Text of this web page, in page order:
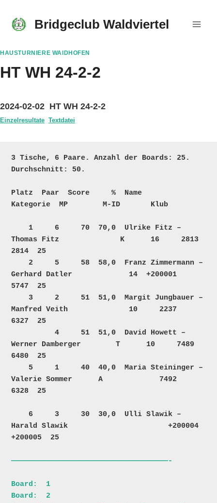
content
Bridgeclub Waldviertel
HAUSTURNIERE WAIDHOFEN
HT WH 24-2-2
2024-02-02 HT WH 24-2-2
Einzelresultate Textdatei
3 Tische, 6 Paare. Anzahl der Boards: 25.
Durchschnitt: 50.
Platz  Paar  Score     %  Name
Kategorie  MP        M-ID       Klub
Thomas Fitz              K      16     2813
2814  25
Gerhard Datler             14  +200001
5747  25
Manfred Veith              10     2237
6327  25
Werner Damberger        T      10     7489
6480  25
Valerie Sommer      A             7492
6328  25
Harald Slawik                       +200004
————————————————————————————————————-
Board:  1
Board:  2